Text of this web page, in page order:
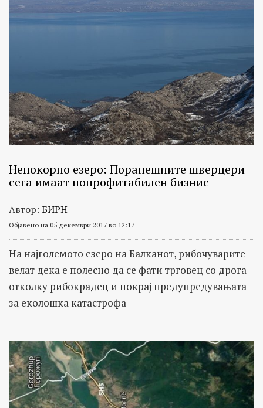
Непокорно езеро: Поранешните шверцери
сега имаат попрофитабилен бизнис
Автор: БИРН
Објавено на 05 декември 2017 во 12:17
На најголемото езеро на Балканот, рибочуварите
велат дека е полесно да се фати трговец со дрога
отколку рибокрадец и покрај предупредувањата
за еколошка катастрофа